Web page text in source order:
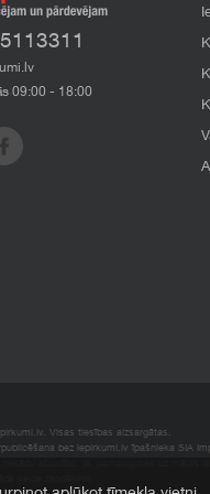
09:00 - 18:00
Visas tiesības aizsargātas.
bez iepirkumi.lv īpašnieka SIA